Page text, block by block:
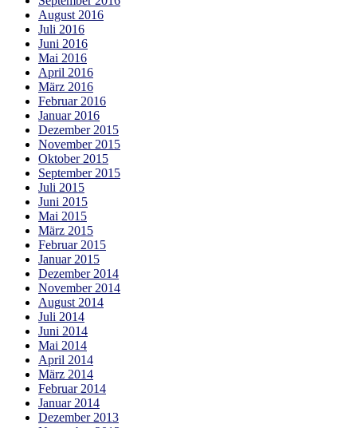
August 2016
Juli 2016
Juni 2016
Mai 2016
April 2016
März 2016
Februar 2016
Januar 2016
Dezember 2015
November 2015
Oktober 2015
September 2015
Juli 2015
Juni 2015
Mai 2015
März 2015
Februar 2015
Januar 2015
Dezember 2014
November 2014
August 2014
Juli 2014
Juni 2014
Mai 2014
April 2014
März 2014
Februar 2014
Januar 2014
Dezember 2013